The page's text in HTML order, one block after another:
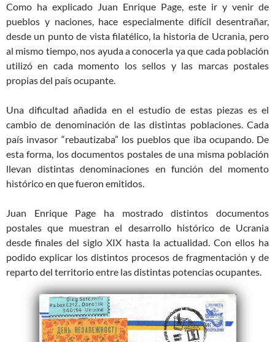
Como ha explicado Juan Enrique Page, este ir y venir de
pueblos y naciones, hace especialmente difícil desentrañar,
desde un punto de vista filatélico, la historia de Ucrania, pero
al mismo tiempo, nos ayuda a conocerla ya que cada población
utilizó en cada momento los sellos y las marcas postales
propias del país ocupante.
Una dificultad añadida en el estudio de estas piezas es el
cambio de denominación de las distintas poblaciones. Cada
país invasor “rebautizaba” los pueblos que iba ocupando. De
esta forma, los documentos postales de una misma población
llevan distintas denominaciones en función del momento
histórico en que fueron emitidos.
Juan Enrique Page ha mostrado distintos documentos
postales que muestran el desarrollo histórico de Ucrania
desde finales del siglo XIX hasta la actualidad. Con ellos ha
podido explicar los distintos procesos de fragmentación y de
reparto del territorio entre las distintas potencias ocupantes.